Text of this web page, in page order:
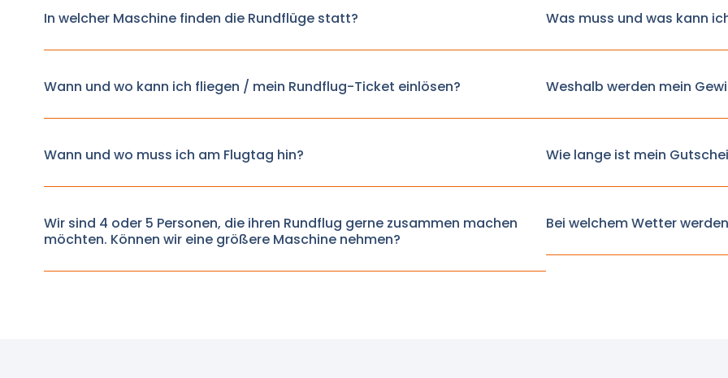
In welcher Maschine finden die Rundflüge statt?
Wann und wo kann ich fliegen / mein Rundflug-Ticket einlösen?
Wann und wo muss ich am Flugtag hin?
Wir sind 4 oder 5 Personen, die ihren Rundflug gerne zusammen machen
möchten. Können wir eine größere Maschine nehmen?
Was muss und was kann
Weshalb werden mein
Wie lange ist mein
Bei welchem Wetter